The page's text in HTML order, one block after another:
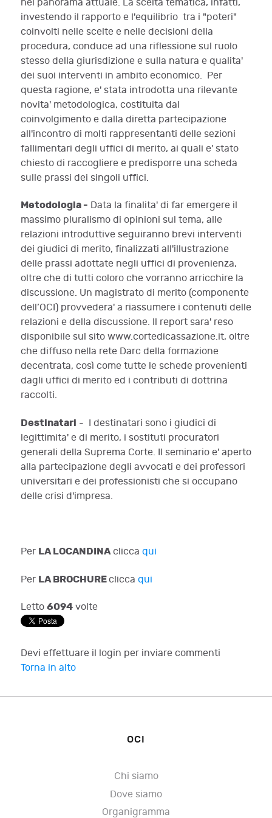
nel panorama attuale. La scelta tematica, infatti,
investendo il rapporto e l'equilibrio tra i "poteri"
coinvolti nelle scelte e nelle decisioni della
procedura, conduce ad una riflessione sul ruolo
stesso della giurisdizione e sulla natura e qualita'
dei suoi interventi in ambito economico. Per
questa ragione, e' stata introdotta una rilevante
novita' metodologica, costituita dal
coinvolgimento e dalla diretta partecipazione
all'incontro di molti rappresentanti delle sezioni
fallimentari degli uffici di merito, ai quali e' stato
chiesto di raccogliere e predisporre una scheda
sulle prassi dei singoli uffici.
Metodologia - Data la finalita' di far emergere il
massimo pluralismo di opinioni sul tema, alle
relazioni introduttive seguiranno brevi interventi
dei giudici di merito, finalizzati all'illustrazione
delle prassi adottate negli uffici di provenienza,
oltre che di tutti coloro che vorranno arricchire la
discussione. Un magistrato di merito (componente
dell’OCI) provvedera' a riassumere i contenuti delle
relazioni e della discussione. Il report sara' reso
disponibile sul sito www.cortedicassazione.it, oltre
che diffuso nella rete Darc della formazione
decentrata, così come tutte le schede provenienti
dagli uffici di merito ed i contributi di dottrina
raccolti.
Destinatari - I destinatari sono i giudici di
legittimita' e di merito, i sostituti procuratori
generali della Suprema Corte. Il seminario e' aperto
alla partecipazione degli avvocati e dei professori
universitari e dei professionisti che si occupano
delle crisi d'impresa.
Per LA LOCANDINAclicca qui
Per LA BROCHUREclicca qui
Letto 6094 volte
Devi effettuare il login per inviare commenti
Torna in alto
OCI
Chi siamo
Dove siamo
Organigramma